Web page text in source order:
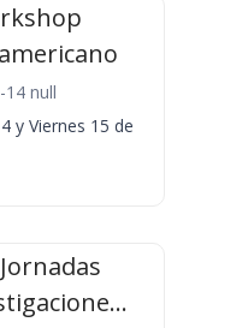
14 null
y Viernes 15 de